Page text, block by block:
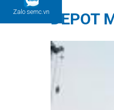
DEPOT
Zalo semc.vn